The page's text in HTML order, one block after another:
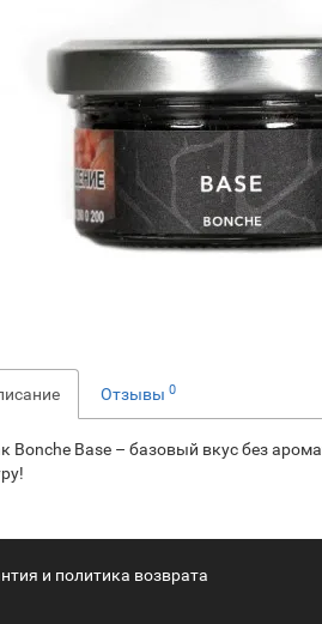
Отзывы 0
Bonche Base – базовый вкус без
и политика возврата